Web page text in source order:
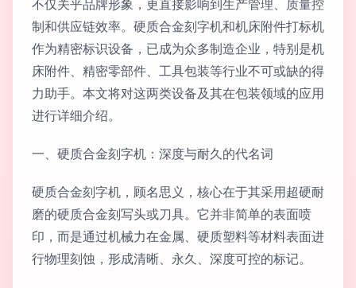
不仅关乎品牌形象，更直接影响到生产管理、质量控
制和供应链效率。硬质合金刻字机和机床附件打标机
作为精密标识设备，已成为众多制造企业，特别是机
床附件、精密零部件、工具包装等行业不可或缺的得
力助手。本文将对这两类设备及其在包装领域的应用
进行详细介绍。
一、硬质合金刻字机：深度与耐久的代名词
硬质合金刻字机，顾名思义，核心在于其采用超硬耐
磨的硬质合金刻写头或刀具。它并非简单的表面喷
印，而是通过机械力在金属、硬质塑料等材料表面进
行物理刻蚀，形成清晰、永久、深度可控的标记。